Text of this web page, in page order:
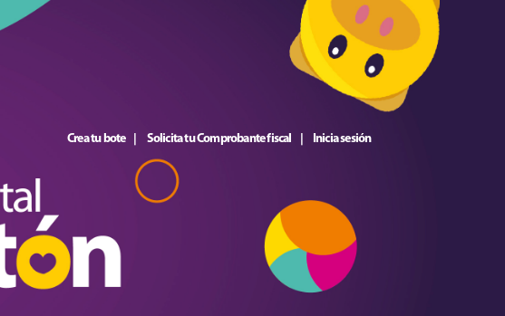
Crea tu bote Solicita tu Comprobante fiscal Inicia sesión